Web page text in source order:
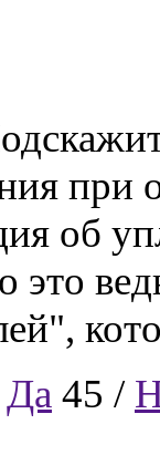
при
об
это
Да 45 /